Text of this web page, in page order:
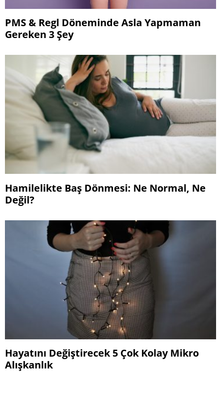
PMS & Regl Döneminde Asla Yapmaman
Gereken 3 Şey
Hamilelikte Baş Dönmesi: Ne Normal, Ne
Değil?
Hayatını Değiştirecek 5 Çok Kolay Mikro
Alışkanlık